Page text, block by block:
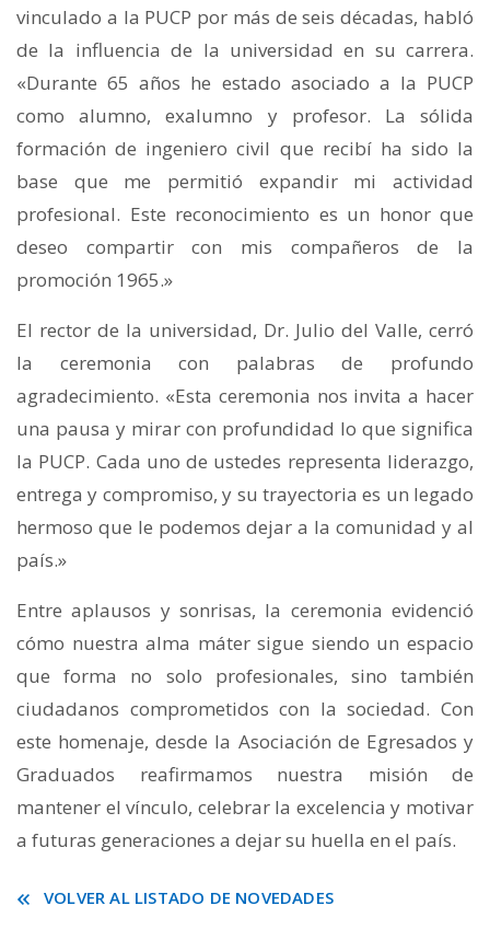
vinculado a la PUCP por más de seis décadas, habló
de la influencia de la universidad en su carrera.
«Durante 65 años he estado asociado a la PUCP
como alumno, exalumno y profesor. La sólida
formación de ingeniero civil que recibí ha sido la
base que me permitió expandir mi actividad
profesional. Este reconocimiento es un honor que
deseo compartir con mis compañeros de la
promoción 1965.»
El rector de la universidad, Dr. Julio del Valle, cerró
la ceremonia con palabras de profundo
agradecimiento. «Esta ceremonia nos invita a hacer
una pausa y mirar con profundidad lo que significa
la PUCP. Cada uno de ustedes representa liderazgo,
entrega y compromiso, y su trayectoria es un legado
hermoso que le podemos dejar a la comunidad y al
país.»
Entre aplausos y sonrisas, la ceremonia evidenció
cómo nuestra alma máter sigue siendo un espacio
que forma no solo profesionales, sino también
ciudadanos comprometidos con la sociedad. Con
este homenaje, desde la Asociación de Egresados y
Graduados reafirmamos nuestra misión de
mantener el vínculo, celebrar la excelencia y motivar
a futuras generaciones a dejar su huella en el país.
VOLVER AL LISTADO DE NOVEDADES